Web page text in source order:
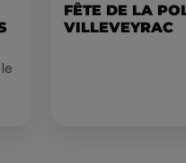
FÊTE DE LA
VILLEVEYRAC